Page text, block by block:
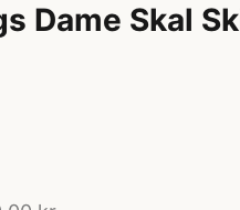
Dame Skal